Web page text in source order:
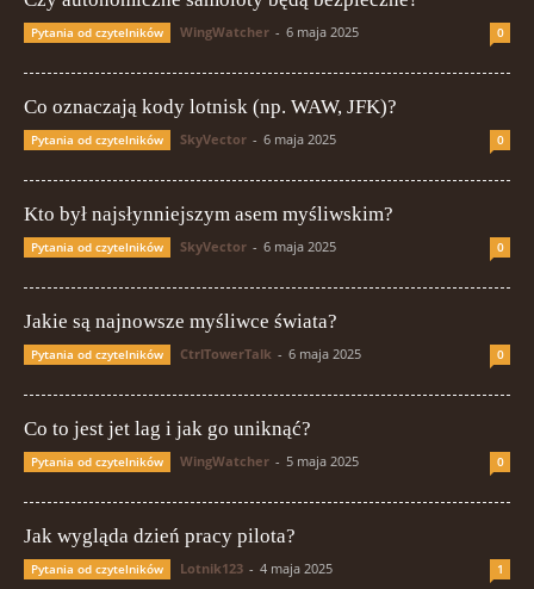
Pytania od czytelników WingWatcher - 6 maja 2025 0
Co oznaczają kody lotnisk (np. WAW, JFK)?
Pytania od czytelników SkyVector - 6 maja 2025 0
Kto był najsłynniejszym asem myśliwskim?
Pytania od czytelników SkyVector - 6 maja 2025 0
Jakie są najnowsze myśliwce świata?
Pytania od czytelników CtrlTowerTalk - 6 maja 2025 0
Co to jest jet lag i jak go uniknąć?
Pytania od czytelników WingWatcher - 5 maja 2025 0
Jak wygląda dzień pracy pilota?
Pytania od czytelników Lotnik123 - 4 maja 2025 1